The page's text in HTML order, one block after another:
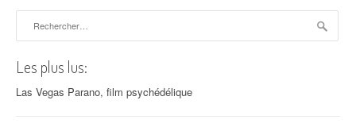
Les plus lus:
Las Vegas Parano, film psychédélique